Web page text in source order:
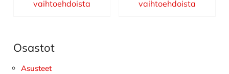
vaihtoehdoista
vaihtoehdoista
Ensisijainen
sivupalkki
Osastot
Asusteet